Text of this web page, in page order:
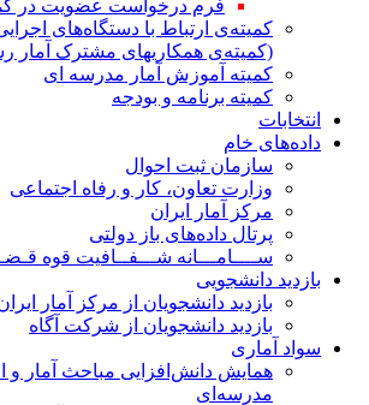
فرم درخواست عضویت در
کمیته‌ی ارتباط با دستگاه‌های
(کمیته‌ی همکاریهای مشترک آمار
کمیته آموزش آمار مدرسه ای
کمیته برنامه و بودجه
انتخابات
داده‌های خام
سازمان ثبت احوال
وزارت تعاون، کار و رفاه اجتماعی
مرکز آمار ایران
پرتال داده‌های باز دولتی
ســــامـــانه شـــفــافیت قوه
بازدید دانشجویی
بازدید دانشجویان از مرکز آمار ایران
بازدید دانشجویان از شرکت آگاه
سواد آماری
همایش دانش‌افزایی مباحث آمار و
مدرسه‌ای